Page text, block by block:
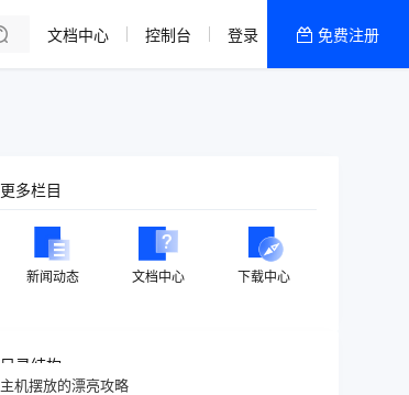
文档中心 控制台 登录 免费注册
更多栏目
新闻动态 文档中心 下载中心
目录结构
主机摆放的漂亮攻略